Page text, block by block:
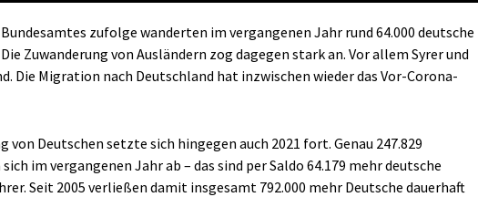
zufolge wanderten im vergangenen Jahr rund 64.000 deutsche
Zuwanderung von Ausländern zog dagegen stark an. Vor allem Syrer und
Die Migration nach Deutschland hat inzwischen wieder das Vor-Corona-
von Deutschen setzte sich hingegen auch 2021 fort. Genau 247.829
im vergangenen Jahr ab – das sind per Saldo 64.179 mehr deutsche
Seit 2005 verließen damit insgesamt 792.000 mehr Deutsche dauerhaft